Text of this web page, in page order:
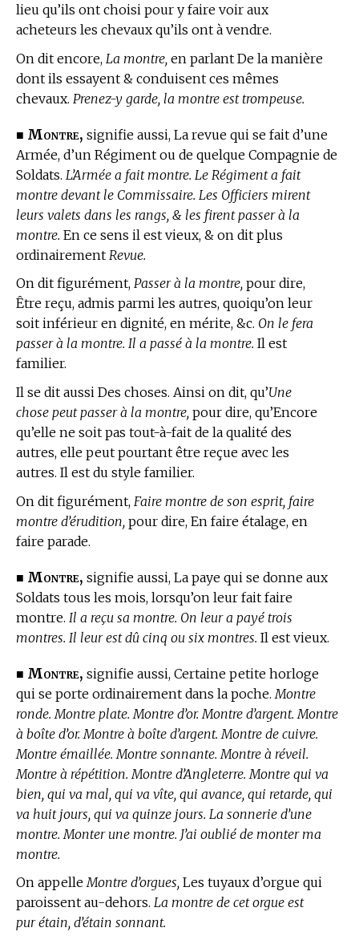
lieu qu’ils ont choisi pour y faire voir aux
acheteurs les chevaux qu’ils ont à vendre.
On dit encore, La montre, en parlant De la manière
dont ils essayent & conduisent ces mêmes
chevaux. Prenez-y garde, la montre est trompeuse.
■ Montre, signifie aussi, La revue qui se fait d’une
Armée, d’un Régiment ou de quelque Compagnie de
Soldats. L’Armée a fait montre. Le Régiment a fait
montre devant le Commissaire. Les Officiers mirent
leurs valets dans les rangs, & les firent passer à la
montre. En ce sens il est vieux, & on dit plus
ordinairement Revue.
On dit figurément, Passer à la montre, pour dire,
Être reçu, admis parmi les autres, quoiqu’on leur
soit inférieur en dignité, en mérite, &c. On le fera
passer à la montre. Il a passé à la montre. Il est
familier.
Il se dit aussi Des choses. Ainsi on dit, qu’Une
chose peut passer à la montre, pour dire, qu’Encore
qu’elle ne soit pas tout-à-fait de la qualité des
autres, elle peut pourtant être reçue avec les
autres. Il est du style familier.
On dit figurément, Faire montre de son esprit, faire
montre d’érudition, pour dire, En faire étalage, en
faire parade.
■ Montre, signifie aussi, La paye qui se donne aux
Soldats tous les mois, lorsqu’on leur fait faire
montre. Il a reçu sa montre. On leur a payé trois
montres. Il leur est dû cinq ou six montres. Il est vieux.
■ Montre, signifie aussi, Certaine petite horloge
qui se porte ordinairement dans la poche. Montre
ronde. Montre plate. Montre d’or. Montre d’argent. Montre
à boîte d’or. Montre à boîte d’argent. Montre de cuivre.
Montre émaillée. Montre sonnante. Montre à réveil.
Montre à répétition. Montre d’Angleterre. Montre qui va
bien, qui va mal, qui va vîte, qui avance, qui retarde, qui
va huit jours, qui va quinze jours. La sonnerie d’une
montre. Monter une montre. J’ai oublié de monter ma
montre.
On appelleMontre d’orgues, Les tuyaux d’orgue qui
paroissent au-dehors. La montre de cet orgue est
pur étain, d’étain sonnant.